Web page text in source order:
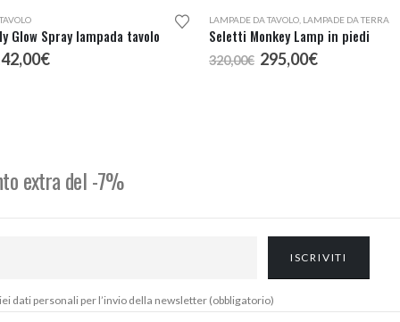
Glow Spray lampada tavolo
prezzo
€Il
LAMPADE DA TAVOLO LAMPADE DA TERRA
Seletti Monkey Lamp in piedi
320,00€ Il
prezzo
295,00€Il
extra del -7%
dati personali per l’invio della newsletter (obbligatorio)